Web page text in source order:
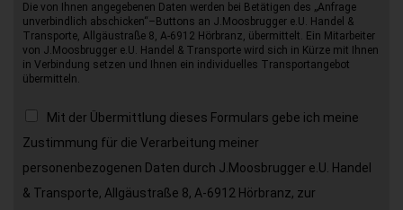
Die von Ihnen angegebenen Daten werden bei Betätigen des „Anfrage
unverbindlich abschicken“–Buttons an J.Moosbrugger e.U. Handel &
Transporte, Allgäustraße 8, A-6912 Hörbranz, übermittelt. Ein Mitarbeiter
von J.Moosbrugger e.U. Handel & Transporte wird sich in Kürze mit Ihnen
in Verbindung setzen und Ihnen ein individuelles Transportangebot
übermitteln.
Mit der Übermittlung dieses Formulars gebe ich meine
Zustimmung für die Verarbeitung meiner
personenbezogenen Daten durch J.Moosbrugger e.U. Handel
& Transporte, Allgäustraße 8, A-6912 Hörbranz, zur